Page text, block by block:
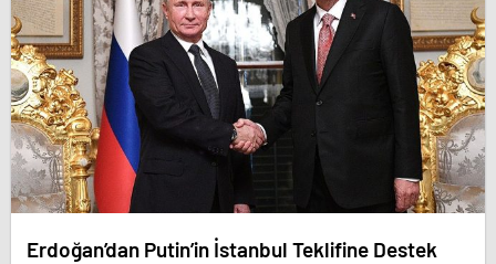
Erdoğan’dan Putin’in İstanbul Teklifine Destek